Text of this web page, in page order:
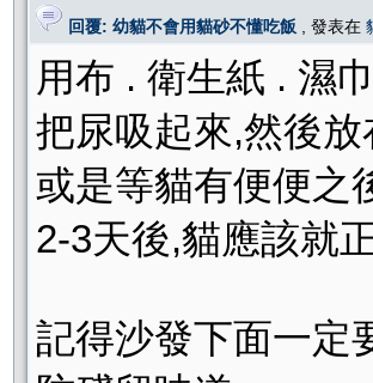
回覆: 幼貓不會用貓砂不懂吃飯 , 發表在
用布 . 衛生紙 . 濕巾
把尿吸起來,然後
或是等貓有便便之
2-3天後,貓應該就
記得沙發下面一定